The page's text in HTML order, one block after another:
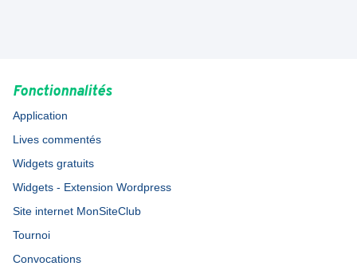
Fonctionnalités
Application
Lives commentés
Widgets gratuits
Widgets - Extension Wordpress
Site internet MonSiteClub
Tournoi
Convocations